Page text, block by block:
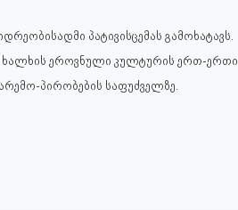
პატივისცემას გამოხატავს.
ხალხის ეროვნული კულტურის ერთ-ერთი
პირობების საფუძველზე.